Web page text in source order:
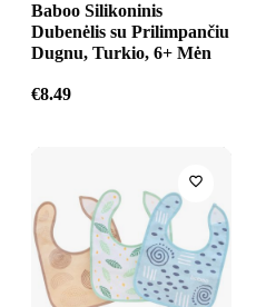
Baboo Silikoninis
Dubenėlis su Prilimpančiu
Dugnu, Turkio, 6+ Mėn
€8.49